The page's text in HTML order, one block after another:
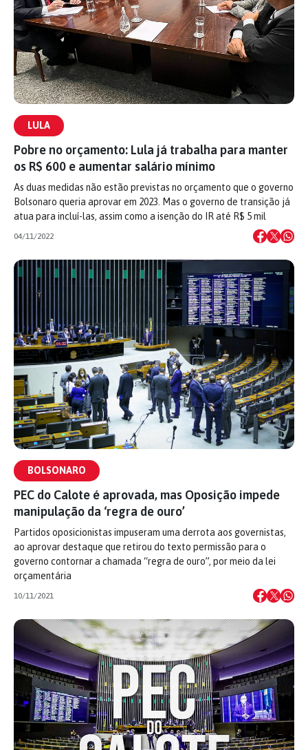
LULA
Pobre no orçamento: Lula já trabalha para manter
os R$ 600 e aumentar salário mínimo
As duas medidas não estão previstas no orçamento que o governo
Bolsonaro queria aprovar em 2023. Mas o governo de transição já
atua para incluí-las, assim como a isenção do IR até R$ 5 mil
04/11/2022
BOLSONARO
PEC do Calote é aprovada, mas Oposição impede
manipulação da ‘regra de ouro’
Partidos oposicionistas impuseram uma derrota aos governistas,
ao aprovar destaque que retirou do texto permissão para o
governo contornar a chamada “regra de ouro”, por meio da lei
orçamentária
10/11/2021